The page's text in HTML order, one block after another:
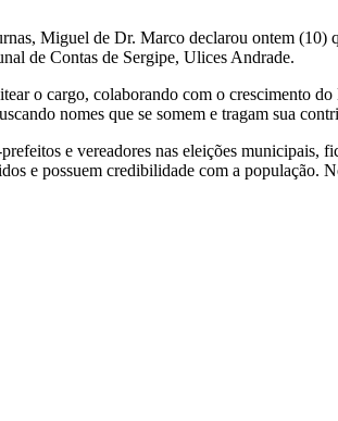
Miguel de Dr. Marco declarou ontem
de Contas de Sergipe, Ulices Andrade.
o cargo, colaborando com o crescimento
nomes que se somem e tragam sua
e vereadores nas eleições municipais,
e possuem credibilidade com a população.